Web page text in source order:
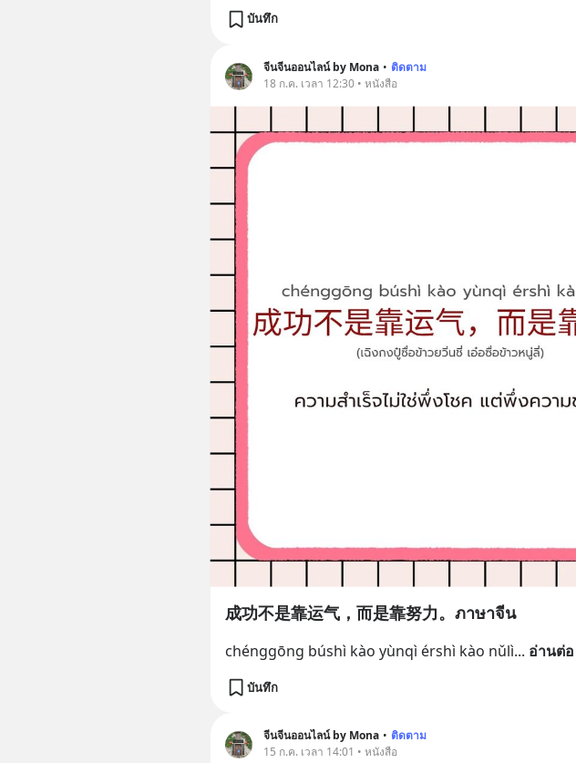
บันทึก
จีนจีนออนไลน์ by Mona • ติดตาม
18 ก.ค. เวลา 12:30 • หนังสือ
成功不是靠运气，而是靠努力。ภาษาจีน
chénggōng búshì kào yùnqì érshì kào nǔlì... อ่านต่อ
บันทึก
จีนจีนออนไลน์ by Mona • ติดตาม
15 ก.ค. เวลา 14:01 • หนังสือ